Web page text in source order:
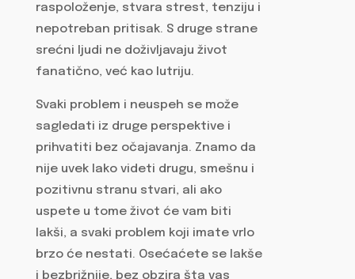
raspoloženje, stvara strest, tenziju i
nepotreban pritisak. S druge strane
srećni ljudi ne doživljavaju život
fanatično, već kao lutriju.
Svaki problem i neuspeh se može
sagledati iz druge perspektive i
prihvatiti bez očajavanja. Znamo da
nije uvek lako videti drugu, smešnu i
pozitivnu stranu stvari, ali ako
uspete u tome život će vam biti
lakši, a svaki problem koji imate vrlo
brzo će nestati. Osećaćete se lakše
i bezbrižnije, bez obzira šta vas